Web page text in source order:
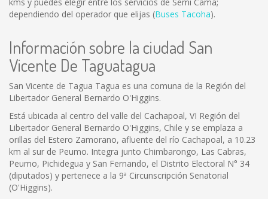
dependiendo del operador que elijas (Buses Tacoha).
Información sobre la ciudad San
Vicente De Taguatagua
San Vicente de Tagua Tagua es una comuna de la Región del
Libertador General Bernardo O'Higgins.
Está ubicada al centro del valle del Cachapoal, VI Región del
Libertador General Bernardo O'Higgins, Chile y se emplaza a
orillas del Estero Zamorano, afluente del río Cachapoal, a 10.23
km al sur de Peumo. Integra junto Chimbarongo, Las Cabras,
Peumo, Pichidegua y San Fernando, el Distrito Electoral N° 34
(diputados) y pertenece a la 9ª Circunscripción Senatorial
(O'Higgins).